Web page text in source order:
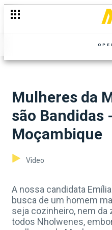
Mulheres da
são Bandidas
Moçambique
Video
A nossa candidata
busca de um homem
seja cozinheiro, nem da
todos Nholwenes,